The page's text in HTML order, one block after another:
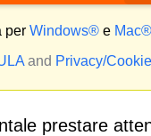
per Windows® e Mac®
and Privacy/
prestare